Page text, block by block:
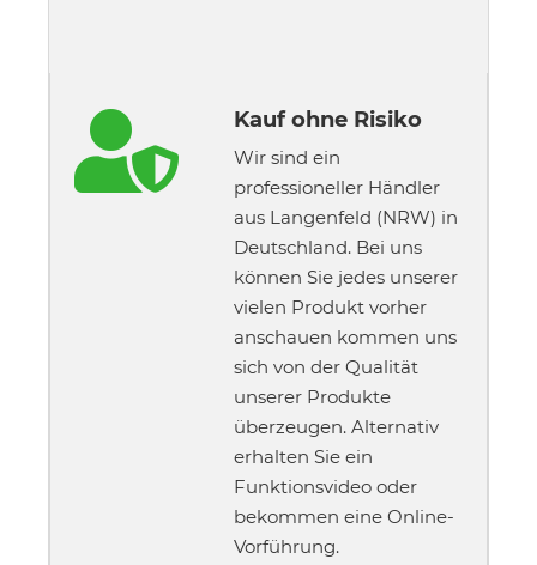
 Kauf ohne Risiko
Wir sind ein
professioneller Händler
aus Langenfeld (NRW) in
Deutschland. Bei uns
können Sie jedes unserer
vielen Produkt vorher
anschauen kommen uns
sich von der Qualität
unserer Produkte
überzeugen. Alternativ
erhalten Sie ein
Funktionsvideo oder
bekommen eine Online-
Vorführung.